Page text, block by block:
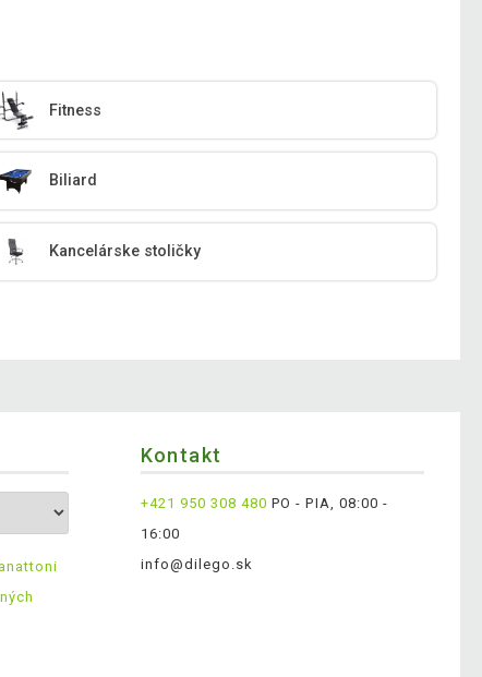
Fitness
Biliard
Kancelárske stoličky
Kontakt
+421 950 308 480 PO - PIA, 08:00 -
16:00
info@dilego.sk